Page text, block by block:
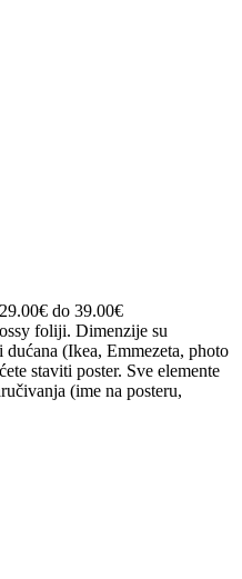
do 39.00€
foliji. Dimenzije su
(Ikea, Emmezeta, photo
staviti poster. Sve elemente
(ime na posteru,